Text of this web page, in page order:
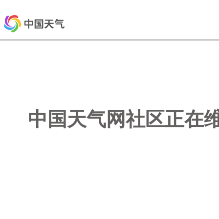
中国天气网社区正